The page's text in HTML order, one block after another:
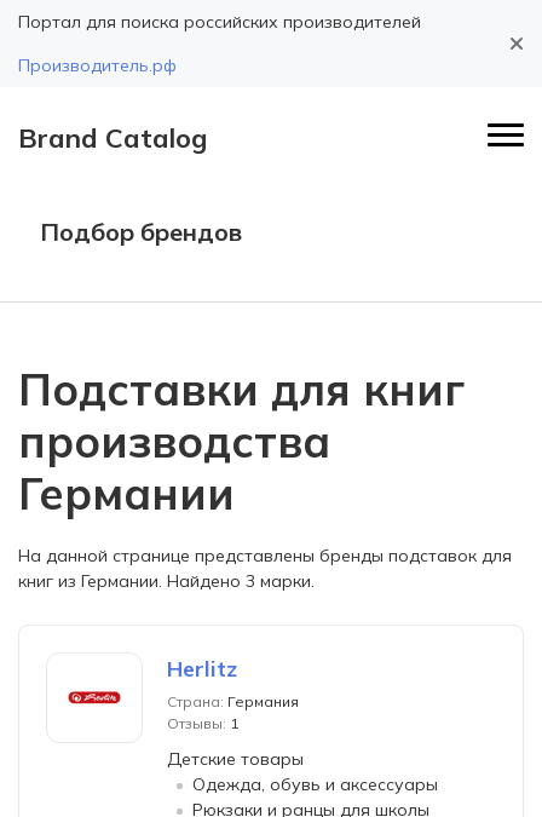
Портал для поиска российских производителей
Производитель.рф
Brand Catalog
Подбор брендов
Подставки для книг
производства
Германии
На данной странице представлены бренды подставок для
книг из Германии. Найдено 3 марки.
Herlitz
Страна: Германия
Отзывы: 1
Детские товары
Одежда, обувь и аксессуары
Рюкзаки и ранцы для школы